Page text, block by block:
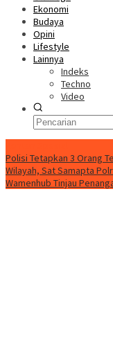
Ekonomi
Budaya
Opini
Lifestyle
Lainnya
Indeks
Techno
Video
Polisi Tetapkan 3 Orang
Wilayah, Sat Samapta
Wamenhub Tinjau